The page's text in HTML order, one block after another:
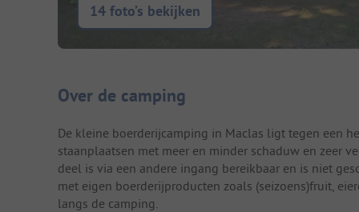
14 foto’s bekijken
Camping introductie
Over de camping
De kleine boerderijcamping in Maclas ligt tegen een
staanplaatsen met meer en minder schaduw en zeer
deel is via een andere ingang bereikbaar en is niet
met eigen boerderijproducten zoals (seizoens)fruit,
langs de camping.